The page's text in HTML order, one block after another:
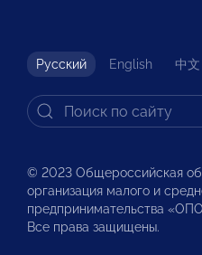
Русский English 中文
© 2023 Общероссийская
организация малого и
предпринимательства
Все права защищены.